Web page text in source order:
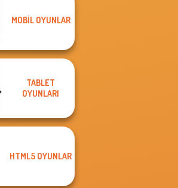
Merge 2048 Gun
MOBIL OYUNLAR
TABLET
OYUNLARI
HTML5 OYUNLAR